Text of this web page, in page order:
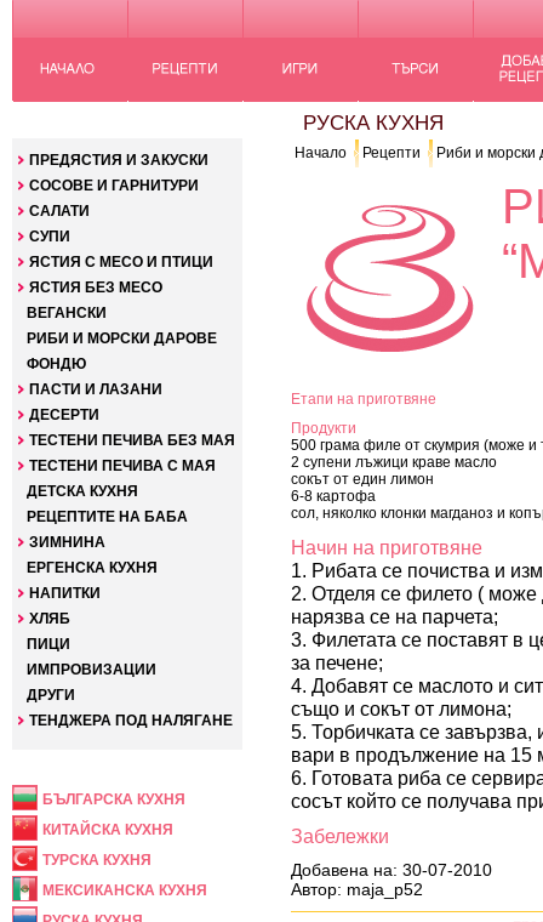
ПРЕДЯСТИЯ И ЗАКУСКИ
СОСОВЕ И ГАРНИТУРИ
САЛАТИ
СУПИ
ЯСТИЯ С МЕСО И ПТИЦИ
ЯСТИЯ БЕЗ МЕСО
ВЕГАНСКИ
РИБИ И МОРСКИ ДАРОВЕ
ФОНДЮ
ПАСТИ И ЛАЗАНИ
ДЕСЕРТИ
ТЕСТЕНИ ПЕЧИВА БЕЗ МАЯ
ТЕСТЕНИ ПЕЧИВА С МАЯ
ДЕТСКА КУХНЯ
РЕЦЕПТИТЕ НА БАБА
ЗИМНИНА
ЕРГЕНСКА КУХНЯ
НАПИТКИ
ХЛЯБ
ПИЦИ
ИМПРОВИЗАЦИИ
ДРУГИ
ТЕНДЖЕРА ПОД НАЛЯГАНЕ
БЪЛГАРСКА КУХНЯ
КИТАЙСКА КУХНЯ
ТУРСКА КУХНЯ
МЕКСИКАНСКА КУХНЯ
РУСКА КУХНЯ
Начало Рецепти Риби и морски
Етапи на приготвяне
Продукти
500 грама филе от скумрия (може и
2 супени лъжици краве масло
сокът от един лимон
6-8 картофа
сол, няколко клонки магданоз и
Начин на приготвяне
1. Рибата се почиства и
2. Отделя се филето ( може
нарязва се на парчета;
3. Филетата се поставят в
за печене;
4. Добавят се маслото и
също и сокът от лимона;
5. Торбичката се
вари в продължение на 15
6. Готовата риба се
сосът който се получава
Забележки
Добавена на: 30-07-2010
Автор: maja_p52